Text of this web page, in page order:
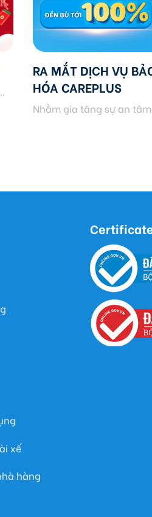
RA MẮT DỊCH VỤ
HÓA CAREPLUS
Nhằm gia tăng sự an
xế
hàng